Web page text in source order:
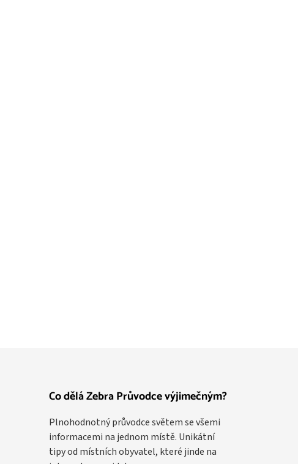
Co dělá Zebra Průvodce výjimečným?
Plnohodnotný průvodce světem se všemi
informacemi na jednom místě. Unikátní
tipy od místních obyvatel, které jinde na